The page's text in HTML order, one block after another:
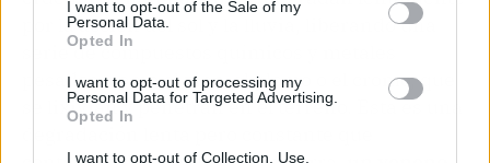
I want to opt-out of the Sale of my
Personal Data.
Opted In
I want to opt-out of processing my
Personal Data for Targeted Advertising.
Opted In
I want to opt-out of Collection, Use,
por la acción del sol y la lluvia, liberando una
serie de compuestos químicos y metales
pesados, como el zinc, el plomo o el cromo, que
se lixivian y penetran en el terreno. Esta es una